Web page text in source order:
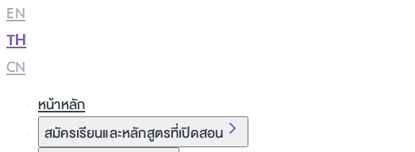
EN
TH
CN
หน้าหลัก
สมัครเรียนและหลักสูตรที่เปิดสอน